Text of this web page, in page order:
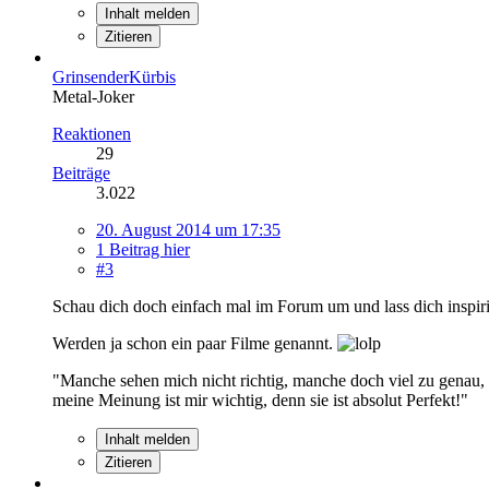
Inhalt melden
Zitieren
GrinsenderKürbis
Metal-Joker
Reaktionen
29
Beiträge
3.022
20. August 2014 um 17:35
1 Beitrag hier
#3
Schau dich doch einfach mal im Forum um und lass dich
Werden ja schon ein paar Filme genannt.
"Manche sehen mich nicht richtig, manche doch viel zu genau,
meine Meinung ist mir wichtig, denn sie ist absolut Perfekt!"
Inhalt melden
Zitieren